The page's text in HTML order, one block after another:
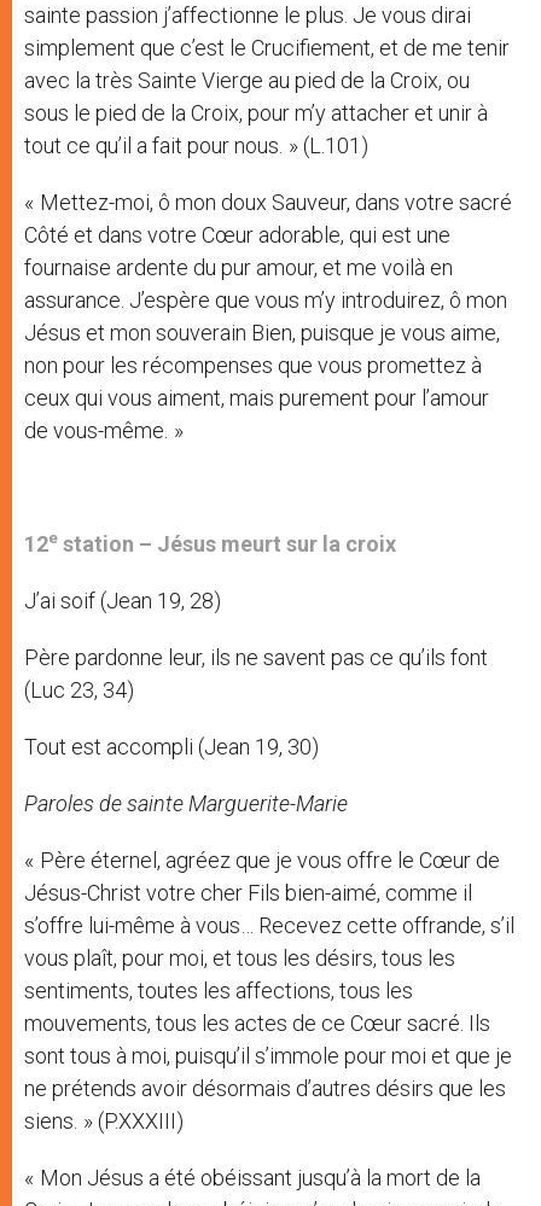
sainte passion j’affectionne le plus. Je vous dirai
simplement que c’est le Crucifiement, et de me tenir
avec la très Sainte Vierge au pied de la Croix, ou
sous le pied de la Croix, pour m’y attacher et unir à
tout ce qu’il a fait pour nous. » (L.101)
« Mettez-moi, ô mon doux Sauveur, dans votre sacré
Côté et dans votre Cœur adorable, qui est une
fournaise ardente du pur amour, et me voilà en
assurance. J’espère que vous m’y introduirez, ô mon
Jésus et mon souverain Bien, puisque je vous aime,
non pour les récompenses que vous promettez à
ceux qui vous aiment, mais purement pour l’amour
de vous-même. »
12e station – Jésus meurt sur la croix
J’ai soif (Jean 19, 28)
Père pardonne leur, ils ne savent pas ce qu’ils font
(Luc 23, 34)
Tout est accompli (Jean 19, 30)
Paroles de sainte Marguerite-Marie
« Père éternel, agréez que je vous offre le Cœur de
Jésus-Christ votre cher Fils bien-aimé, comme il
s’offre lui-même à vous… Recevez cette offrande, s’il
vous plaît, pour moi, et tous les désirs, tous les
sentiments, toutes les affections, tous les
mouvements, tous les actes de ce Cœur sacré. Ils
sont tous à moi, puisqu’il s’immole pour moi et que je
ne prétends avoir désormais d’autres désirs que les
siens. » (P.XXXIII)
« Mon Jésus a été obéissant jusqu’à la mort de la